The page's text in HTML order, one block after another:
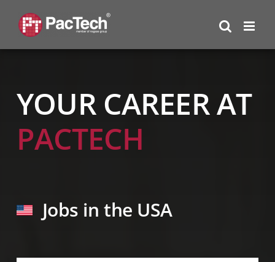
content
YOUR CAREER AT
PACTECH
Jobs in the USA